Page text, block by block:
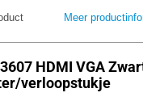
Meer
HDMI VGA
verloopstukje